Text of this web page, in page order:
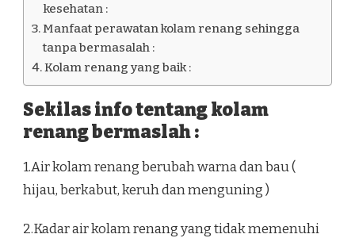
kesehatan :
Manfaat perawatan kolam renang sehingga
tanpa bermasalah :
Kolam renang yang baik :
Sekilas info tentang kolam
renang bermaslah :
1.Air kolam renang berubah warna dan bau (
hijau, berkabut, keruh dan menguning )
2.Kadar air kolam renang yang tidak memenuhi